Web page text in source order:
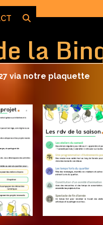
la
via notre plaquette